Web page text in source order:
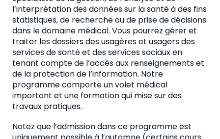
l’interprétation des données sur la santé à des fins
statistiques, de recherche ou de prise de décisions
dans le domaine médical. Vous pourrez gérer et
traiter les dossiers des usagères et usagers des
services de santé et des services sociaux en
tenant compte de l’accès aux renseignements et
de la protection de l’information. Notre
programme comporte un volet médical
important et une formation qui mise sur des
travaux pratiques.
Notez que l’admission dans ce programme est